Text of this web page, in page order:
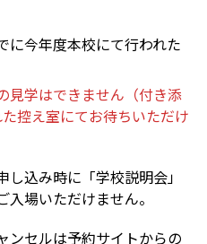
に今年度本校にて行われた
見学はできません（付き添
控え室にてお待ちいただけ
し込み時に「学校説明会」
場いただけません。
ンセルは予約サイトからの